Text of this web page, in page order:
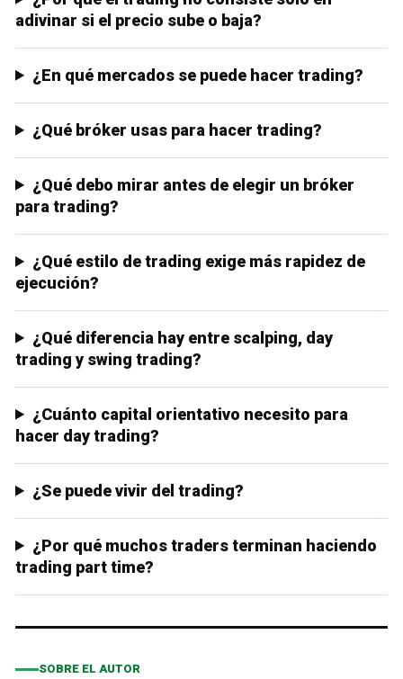
adivinar si el precio sube o baja?
¿En qué mercados se puede hacer trading?
¿Qué bróker usas para hacer trading?
¿Qué debo mirar antes de elegir un bróker
para trading?
¿Qué estilo de trading exige más rapidez de
ejecución?
¿Qué diferencia hay entre scalping, day
trading y swing trading?
¿Cuánto capital orientativo necesito para
hacer day trading?
¿Se puede vivir del trading?
¿Por qué muchos traders terminan haciendo
trading part time?
SOBRE EL AUTOR